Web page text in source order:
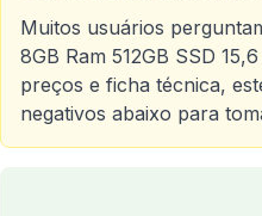
Muitos usuários
8GB Ram 512GB SSD
preços e ficha técnica,
negativos abaixo para